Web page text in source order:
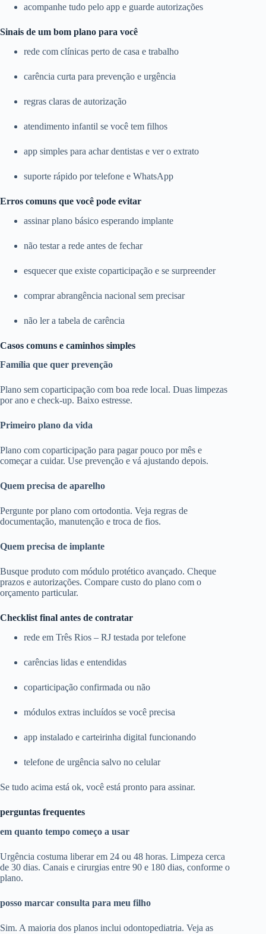
acompanhe tudo pelo app e guarde autorizações
Sinais de um bom plano para você
rede com clínicas perto de casa e trabalho
carência curta para prevenção e urgência
regras claras de autorização
atendimento infantil se você tem filhos
app simples para achar dentistas e ver o extrato
suporte rápido por telefone e WhatsApp
Erros comuns que você pode evitar
assinar plano básico esperando implante
não testar a rede antes de fechar
esquecer que existe coparticipação e se surpreender
comprar abrangência nacional sem precisar
não ler a tabela de carência
Casos comuns e caminhos simples
Família que quer prevenção
Plano sem coparticipação com boa rede local. Duas limpezas
por ano e check-up. Baixo estresse.
Primeiro plano da vida
Plano com coparticipação para pagar pouco por mês e
começar a cuidar. Use prevenção e vá ajustando depois.
Quem precisa de aparelho
Pergunte por plano com ortodontia. Veja regras de
documentação, manutenção e troca de fios.
Quem precisa de implante
Busque produto com módulo protético avançado. Cheque
prazos e autorizações. Compare custo do plano com o
orçamento particular.
Checklist final antes de contratar
rede em Três Rios – RJ testada por telefone
carências lidas e entendidas
coparticipação confirmada ou não
módulos extras incluídos se você precisa
app instalado e carteirinha digital funcionando
telefone de urgência salvo no celular
Se tudo acima está ok, você está pronto para assinar.
perguntas frequentes
em quanto tempo começo a usar
Urgência costuma liberar em 24 ou 48 horas. Limpeza cerca
de 30 dias. Canais e cirurgias entre 90 e 180 dias, conforme o
plano.
posso marcar consulta para meu filho
Sim. A maioria dos planos inclui odontopediatria. Veja as